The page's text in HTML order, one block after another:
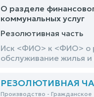
О разделе
коммунальных услуг
Резолютивная часть
Иск <ФИО> к <ФИО> о
обслуживание жилья
РЕЗОЛЮТИВНАЯ
Производство - Гражданское